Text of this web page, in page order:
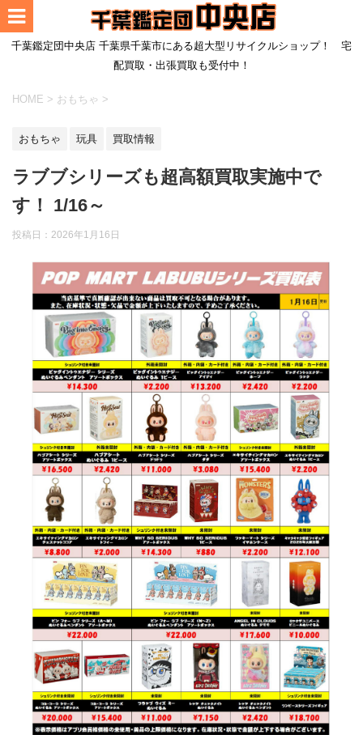
千葉鑑定団中央店 千葉県千葉市にある超大型リサイクルショップ！ 宅
配買取・出張買取も受付中！
HOME > おもちゃ >
おもちゃ 玩具 買取情報
ラブブシリーズも超高額買取実施中で
す！ 1/16～
投稿日： 2026年1月16日